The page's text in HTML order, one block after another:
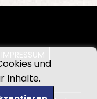
und
Inhalte.
IMPRESSUM